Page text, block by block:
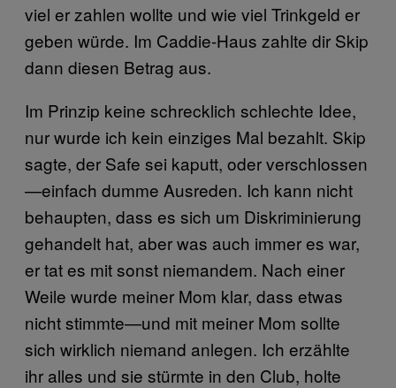
viel er zahlen wollte und wie viel Trinkgeld er
geben würde. Im Caddie-Haus zahlte dir Skip
dann diesen Betrag aus.
Im Prinzip keine schrecklich schlechte Idee,
nur wurde ich kein einziges Mal bezahlt. Skip
sagte, der Safe sei kaputt, oder verschlossen
—einfach dumme Ausreden. Ich kann nicht
behaupten, dass es sich um Diskriminierung
gehandelt hat, aber was auch immer es war,
er tat es mit sonst niemandem. Nach einer
Weile wurde meiner Mom klar, dass etwas
nicht stimmte—und mit meiner Mom sollte
sich wirklich niemand anlegen. Ich erzählte
ihr alles und sie stürmte in den Club, holte